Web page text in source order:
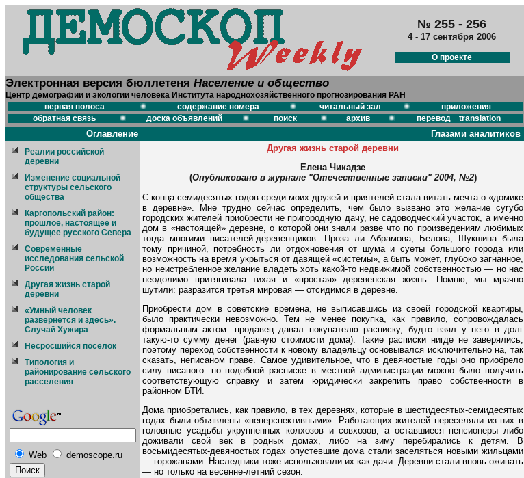
№ 255 - 256
4 - 17 сентября 2006
О проекте
Электронная версия бюллетеня Население и общество
Центр демографии и экологии человека Института народнохозяйственного прогнозирования РАН
первая полоса
содержание номера читальный зал
приложения
обратная связь
доска объявлений поиск архив перевод translation
Оглавление Глазами аналитиков
Реалии российской
деревни
Изменение социальной
структуры сельского
общества
Каргопольский район:
прошлое, настоящее и
будущее русского Севера
Современные
исследования сельской
России
Другая жизнь старой
деревни
«Умный человек
развернется и здесь».
Случай Хужира
Несросшийся поселок
Типология и
районирование сельского
расселения
Web demoscope.ru
Другая жизнь старой деревни
Елена Чикадзе
(Опубликовано в журнале "Отечественные записки" 2004, №2)
С конца семидесятых годов среди моих друзей и приятелей стала витать мечта о «домике
в деревне». Мне трудно сейчас определить, чем было вызвано это желание сугубо
городских жителей приобрести не пригородную дачу, не садоводческий участок, а именно
дом в «настоящей» деревне, о которой они знали разве что по произведениям любимых
тогда многими писателей-деревенщиков. Проза ли Абрамова, Белова, Шукшина была
тому причиной, потребность ли отдохновения от шума и суеты большого города или
возможность на время укрыться от давящей «системы», а быть может, глубоко загнанное,
но неистребленное желание владеть хоть какой-то недвижимой собственностью — но нас
неодолимо притягивала тихая и «простая» деревенская жизнь. Помню, мы мрачно
шутили: разразится третья мировая — отсидимся в деревне.
Приобрести дом в советские времена, не выписавшись из своей городской квартиры,
было практически невозможно. Тем не менее покупка, как правило, сопровождалась
формальным актом: продавец давал покупателю расписку, будто взял у него в долг
такую-то сумму денег (равную стоимости дома). Такие расписки нигде не заверялись,
поэтому переход собственности к новому владельцу основывался исключительно на, так
сказать, неписаном праве. Самое удивительное, что в девяностые годы оно приобрело
силу писаного: по подобной расписке в местной администрации можно было получить
соответствующую справку и затем юридически закрепить право собственности в
районном БТИ.
Дома приобретались, как правило, в тех деревнях, которые в шестидесятых-семидесятых
годах были объявлены «неперспективными». Работающих жителей переселяли из них в
головные усадьбы укрупненных колхозов и совхозов, а оставшиеся пенсионеры либо
доживали свой век в родных домах, либо на зиму перебирались к детям. В
восьмидесятых-девяностых годах опустевшие дома стали заселяться новыми жильцами
— горожанами. Наследники тоже использовали их как дачи. Деревни стали вновь оживать
— но только на весенне-летний сезон.